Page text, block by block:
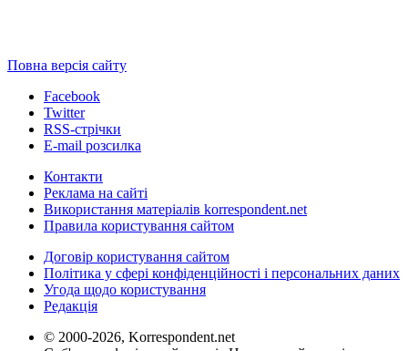
Повна версія сайту
Facebook
Twitter
RSS-стрічки
E-mail розсилка
Контакти
Реклама на сайті
Використання матеріалів korrespondent.net
Правила користування сайтом
Договір користування сайтом
Політика у сфері конфіденційності і персональних даних
Угода щодо користування
Редакція
© 2000-2026, Korrespondent.net